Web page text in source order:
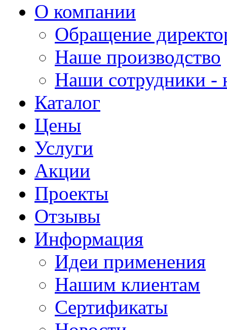
О компании
Обращение
Наше производство
Наши сотрудники -
Каталог
Цены
Услуги
Акции
Проекты
Отзывы
Информация
Идеи применения
Нашим клиентам
Сертификаты